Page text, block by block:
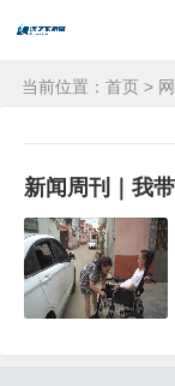
当前位置： 首页 >
新闻周刊｜我